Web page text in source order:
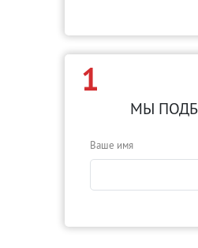
1
МЫ
Ваше имя